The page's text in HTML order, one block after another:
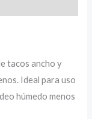
tacos ancho y
Ideal para uso
húmedo menos